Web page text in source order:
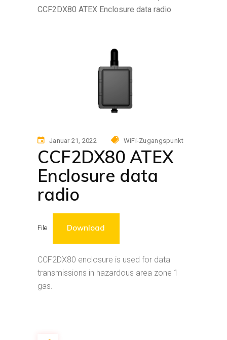
CCF2DX80 ATEX Enclosure data radio
Januar 21, 2022 WiFi-Zugangspunkt
CCF2DX80 ATEX
Enclosure data
radio
File Download
CCF2DX80 enclosure is used for data
transmissions in hazardous area zone 1
gas.